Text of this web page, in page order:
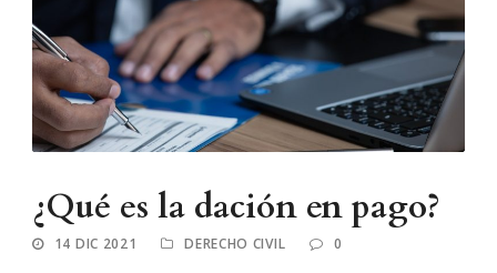
¿Qué es la dación en pago?
14 DIC 2021 DERECHO CIVIL 0